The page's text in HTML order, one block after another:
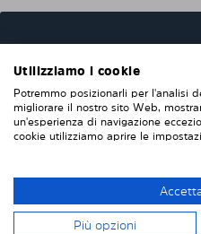
DOMANDE
Quando ordini da noi i
questi verranno prodotti
misura per i vetri della tua
rifinire nulla da solo. I
perfetta. Abbiamo
oltre 4500 differenti
Utilizziamo i cookie
Potremmo posizionarli per l'analisi
migliorare il nostro sito Web,
un'esperienza di navigazione
cookie utilizziamo aprire le
Più opzioni